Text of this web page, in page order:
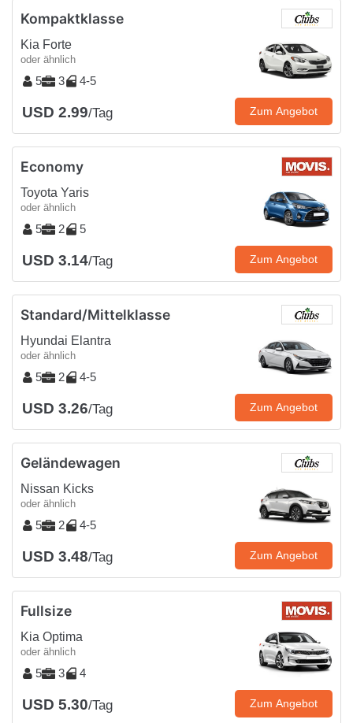
Kompaktklasse
Kia Forte
oder ähnlich
5 3 4-5
USD 2.99/Tag Zum Angebot
Economy
Toyota Yaris
oder ähnlich
5 2 5
USD 3.14/Tag Zum Angebot
Standard/Mittelklasse
Hyundai Elantra
oder ähnlich
5 2 4-5
USD 3.26/Tag Zum Angebot
Geländewagen
Nissan Kicks
oder ähnlich
5 2 4-5
USD 3.48/Tag Zum Angebot
Fullsize
Kia Optima
oder ähnlich
5 3 4
USD 5.30/Tag Zum Angebot